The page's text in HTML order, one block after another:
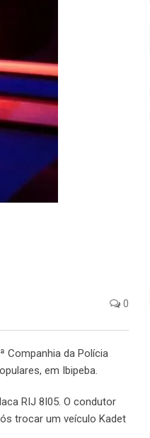
0
Companhia da Polícia
em Ibipeba.
RIJ 8I05. O condutor
trocar um veículo Kadet